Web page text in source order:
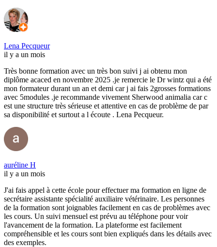
Lena Pecqueur
il y a un mois
Très bonne formation avec un très bon suivi j ai obtenu mon
diplôme acaced en novembre 2025 .je remercie le Dr wintz qui a été
mon formateur durant un an et demi car j ai fais 2grosses formations
avec 5modules .je recommande vivement Sherwood animalia car c
est une structure très sérieuse et attentive en cas de problème de par
sa disponibilité et surtout a l écoute . Lena Pecqueur.
auréline H
il y a un mois
J'ai fais appel à cette école pour effectuer ma formation en ligne de
secrétaire assistante spécialité auxiliaire vétérinaire. Les personnes
de la formation sont joignables facilement en cas de problèmes avec
les cours. Un suivi mensuel est prévu au téléphone pour voir
l'avancement de la formation. La plateforme est facilement
compréhensible et les cours sont bien expliqués dans les détails avec
des exemples.